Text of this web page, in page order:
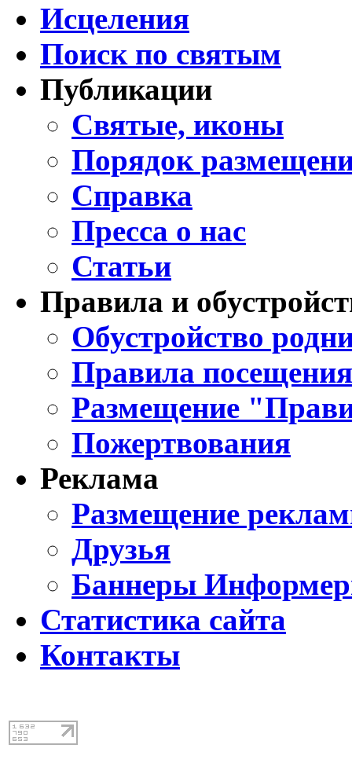
Исцеления
Поиск по святым
Публикации
Святые, иконы
Порядок
Справка
Пресса о нас
Статьи
Правила и
Обустройство
Правила
Размещение
Пожертвования
Реклама
Размещение
Друзья
Баннеры
Статистика сайта
Контакты